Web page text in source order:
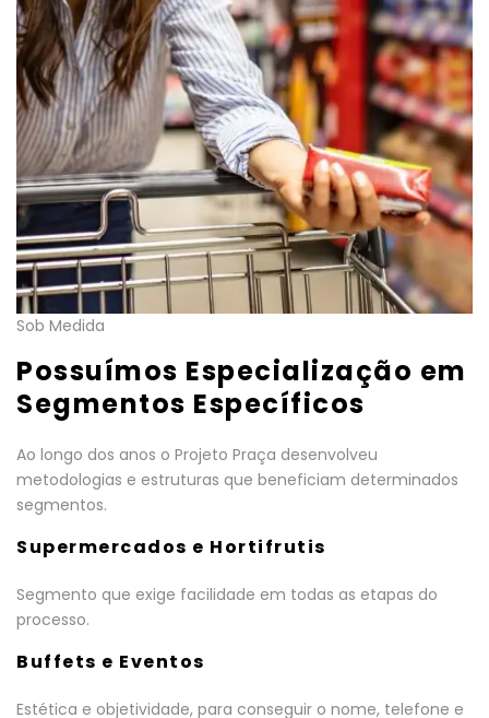
Sob Medida
Possuímos Especialização em
Segmentos Específicos
Ao longo dos anos o Projeto Praça desenvolveu
metodologias e estruturas que beneficiam determinados
segmentos.
Supermercados e Hortifrutis
Segmento que exige facilidade em todas as etapas do
processo.
Buffets e Eventos
Estética e objetividade, para conseguir o nome, telefone e